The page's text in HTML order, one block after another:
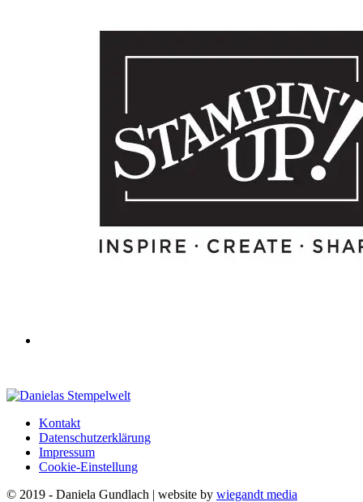
Kontakt
Datenschutzerklärung
Impressum
Cookie-Einstellung
© 2019 - Daniela Gundlach | website by wiegandt media